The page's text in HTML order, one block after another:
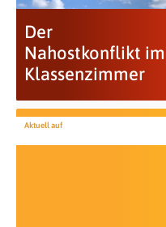
Der
Nahostkonflikt im
Klassenzimmer
Aktuell auf